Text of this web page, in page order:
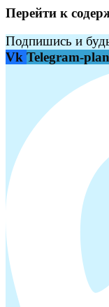
Перейти к
Подпишись и
Vk Telegram-